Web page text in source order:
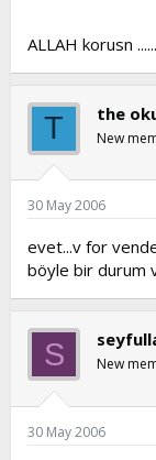
ALLAH korusn
T the
New
30 May 2006
evet...v for
böyle bir durum
S New
30 May 2006